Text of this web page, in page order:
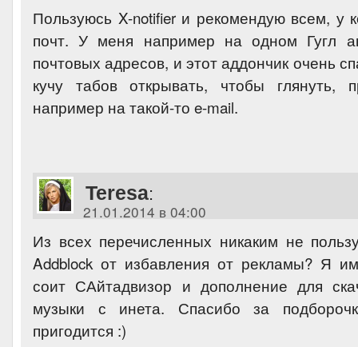
Пользуюсь X-notifier и рекомендую всем, у
почт. У меня например на одном Гугл
почтовых адресов, и этот аддончик очень
кучу табов открывать, чтобы глянуть,
например на такой-то e-mail.
Teresa:
21.01.2014 в 04:00
Из всех перечисленных никаким не
Addblock от избавления от рекламы? Я
соит САйтадвизор и дополнение для
музыки с инета. Спасибо за
пригодится :)